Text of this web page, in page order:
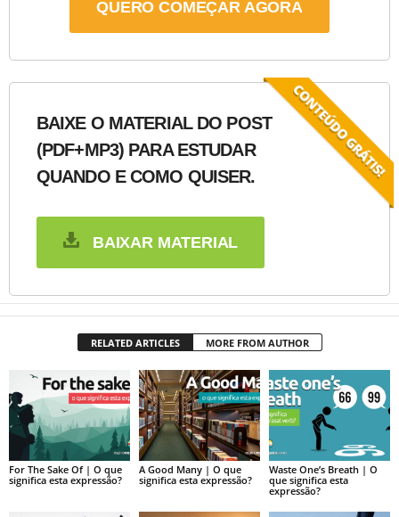
QUERO COMEÇAR AGORA
BAIXE O MATERIAL DO POST
(PDF+MP3) PARA ESTUDAR
QUANDO E COMO QUISER.
BAIXAR MATERIAL
RELATED ARTICLES MORE FROM AUTHOR
For The Sake Of | O que
significa esta expressão?
A Good Many | O que
significa esta expressão?
Waste One’s Breath | O
que significa esta
expressão?